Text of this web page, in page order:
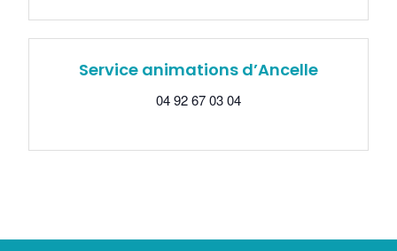
Service animations d’Ancelle
04 92 67 03 04